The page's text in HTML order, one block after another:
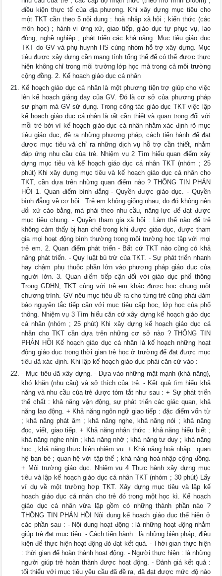
điều kiện thực tế của địa phương. Khi xây dựng mục tiêu cho
một TKT cần theo 5 nội dung : hoà nhập xã hội ; kiến thức (các
môn học) ; hành vi ứng xử, giao tiếp, giáo dục tự phục vụ, lao
động, nghề nghiệp ; phát triển các khả năng. Mục tiêu giáo dục
TKT do GV và phụ huynh HS cùng nhóm hỗ trợ xây dựng. Mục
tiêu được xây dựng cần mang tính tổng thể để có thể được thực
hiện không chỉ trong môi trường lớp học mà trong cả môi trường
cộng đồng. 2. Kế hoạch giáo dục cá nhân
Kế hoạch giáo dục cá nhân là một phương tiện trợ giúp cho việc
lên kế hoạch giảng dạy của GV. Đó là cơ sở của phương pháp
sư phạm mà GV sử dụng. Trong công tác giáo dục TKT việc lập
kế hoạch giáo dục cá nhân là rất cần thiết và quan trọng đối với
mỗi trẻ bởi vì kế hoạch giáo dục cá nhân nhằm xác định rõ mục
tiêu giáo dục, đề ra những phương pháp, cách tiến hành để đạt
được mục tiêu và chỉ ra những dịch vụ hỗ trợ cần thiết, nhằm
đáp ứng nhu cầu của trẻ. Nhiệm vụ 2 Tìm hiểu quan điểm xây
dựng mục tiêu và kế hoạch giáo dục cá nhân TKT (nhóm ; 25
phút) Khi xây dựng mục tiêu và kế hoạch giáo dục cá nhân cho
TKT, cần dựa trên những quan điểm nào ? THÔNG TIN PHẢN
HỒI 1. Quan điểm bình đẳng - Quyền được giáo dục. - Quyền
bình đẳng về cơ hội : Trẻ em không giống nhau, do đó không nên
đối xử cào bằng, mà phải theo nhu cầu, năng lực để đạt được
mục tiêu chung. - Quyền tham gia xã hội : Làm thế nào để trẻ
không cảm thấy bị hạn chế trong khi được giáo dục, được tham
gia mọi hoạt động bình thường trong môi trường học tập với mọi
trẻ em. 2. Quan điểm phát triển - Bất cứ TKT nào cũng có khả
năng phát triển. - Quy luật bù trừ của TKT. - Sự phát triển nhanh
hay chậm phụ thuộc phần lớn vào phương pháp giáo dục của
người lớn. 3. Quan điểm tiếp cận đối với giáo dục phổ thông
Trong GDHN, TKT cùng với trẻ em khác được học chung một
chương trình. GV nêu mục tiêu đề ra cho từng trẻ cũng phải đảm
bảo nguyên tắc tiếp cận với mục tiêu cấp học, lớp học của phổ
thông. Nhiệm vụ 3 Tìm hiểu căn cứ xây dựng kế hoạch giáo dục
cá nhân (nhóm ; 25 phút) Khi xây dựng kế hoạch giáo dục cá
nhân cho TKT cần dựa trên những cơ sở nào ? THÔNG TIN
PHẢN HỒI Kế hoạch giáo dục cá nhân là kế hoạch những hoạt
động giáo dục trong thời gian trẻ học ở trường để đạt được mục
tiêu đã xác định. Khi lập kế hoạch giáo dục phải căn cứ vào :
- Mục tiêu đã xây dựng. - Dựa vào những mặt mạnh (khả năng),
khó khăn (nhu cầu) và sở thích của trẻ. - Kết quả tìm hiểu khả
năng và nhu cầu của trẻ được tóm tắt như sau : + Sự phát triển
thể chất : khả năng vận động, sự phát triển các giác quan, khả
năng lao động. + Khả năng ngôn ngữ giao tiếp : đặc điểm vốn từ
; khả năng phát âm ; khả năng nghe, khả năng nói ; khả năng
đọc, viết, giao tiếp. + Khả năng nhận thức : khả năng hiểu biết ;
khả năng nghe nhìn ; khả năng nhớ ; khả năng tư duy ; khả năng
học ; khả năng thực hiện nhiệm vụ. + Khả năng hoà nhập : quan
hệ bạn bè ; quan hệ với tập thể ; khả năng hoà nhập cộng đồng.
+ Môi trường giáo dục. Nhiệm vụ 4 Thực hành xây dựng mục
tiêu và lập kế hoạch giáo dục cá nhân TKT (nhóm ; 30 phút) Lấy
ví dụ về một trường hợp TKT. Xây dựng mục tiêu và lập kế
hoạch giáo dục cá nhân cho trẻ đó trong một học kì. Kế hoạch
giáo dục cá nhân vừa lập gồm có những thành phần nào ?
THÔNG TIN PHẢN HỒI Nội dung kế hoạch giáo dục thể hiện ở
các phần sau : - Nội dung hoạt động : là những hoạt động nhằm
giúp trẻ đạt mục tiêu. - Cách tiến hành : là những biện pháp, điều
kiện để thực hiện hoạt động đó đạt kết quả. - Thời gian thực hiện
: thời gian để hoàn thành hoạt động. - Người thực hiện : là những
người giúp trẻ hoàn thành được hoạt động. - Đánh giá kết quả :
tối thiểu với mục tiêu yêu cầu đã đề ra, đã đạt được mức độ nào